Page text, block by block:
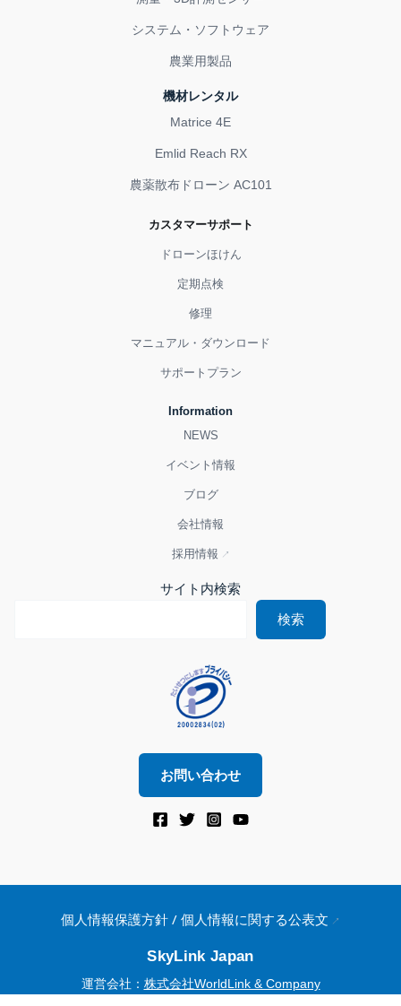
システム・ソフトウェア
農業用製品
機材レンタル
Matrice 4E
Emlid Reach RX
農薬散布ドローン AC101
カスタマーサポート
ドローンほけん
定期点検
修理
マニュアル・ダウンロード
サポートプラン
Information
NEWS
イベント情報
ブログ
会社情報
採用情報
サイト内検索
検索
お問い合わせ
個人情報保護方針 / 個人情報に関する公表文
SkyLink Japan
運営会社： 株式会社WorldLink & Company